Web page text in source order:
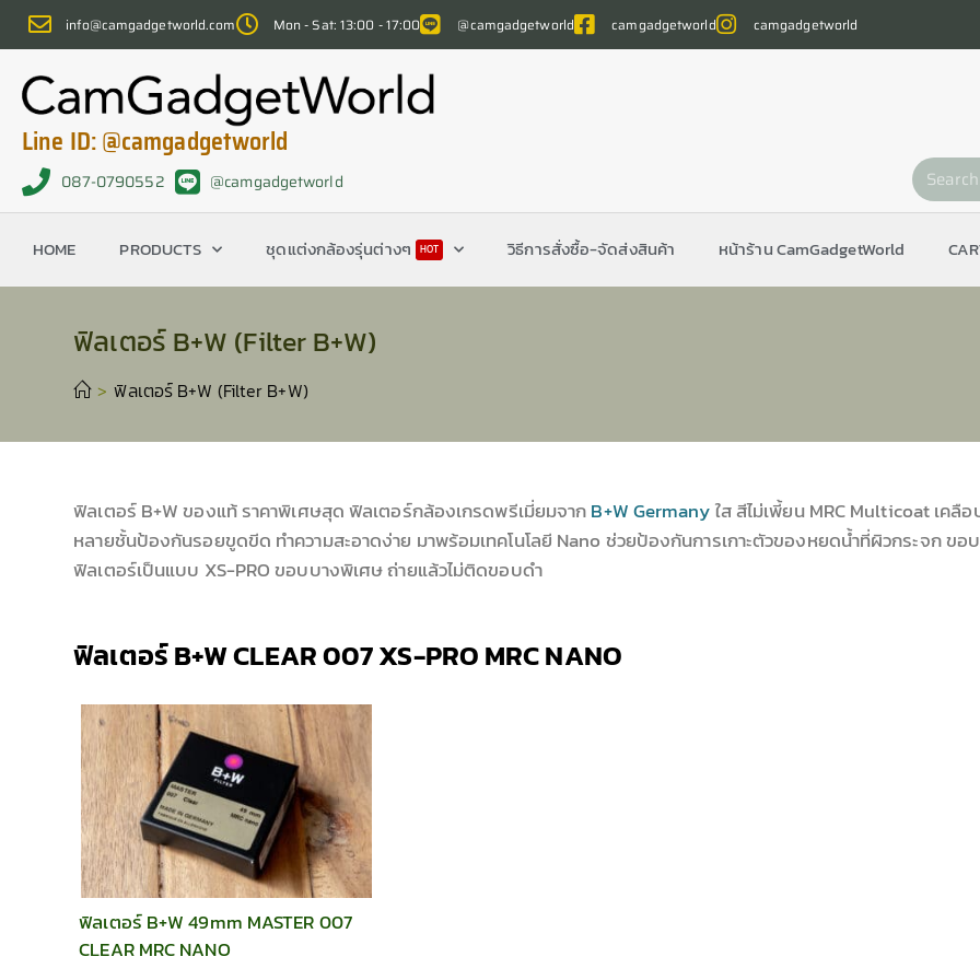
info@camgadgetworld.com Mon - Sat: 13:00 - 17:00 @camgadgetworld camgadgetworld camgadgetworld
Line ID: @camgadgetworld
087-0790552 @camgadgetworld
HOME PRODUCTS ชุดแต่งกล้องรุ่นต่างๆ HOT วิธีการสั่งซื้อ-จัดส่งสินค้า หน้าร้าน CamGadgetWorld
ฟิลเตอร์ B+W (Filter B+W)
> ฟิลเตอร์ B+W (Filter B+W)
ฟิลเตอร์ B+W ของแท้ ราคาพิเศษสุด ฟิลเตอร์กล้องเกรดพรีเมี่ยมจากB+W Germanyใส สีไม่เพี้ยน MRC Multicoat เคลื
หลายชั้นป้องกันรอยขูดขีด ทำความสะอาดง่าย มาพร้อมเทคโนโลยี Nano ช่วยป้องกันการเกาะตัวของหยดน้ำที่ผิวกระจก ขอบ
ฟิลเตอร์เป็นแบบ XS-PRO ขอบบางพิเศษ ถ่ายแล้วไม่ติดขอบดำ
ฟิลเตอร์ B+W CLEAR 007 XS-PRO MRC NANO
ฟิลเตอร์ B+W 49mm MASTER 007
CLEAR MRC NANO